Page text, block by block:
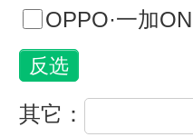
OPPO·一加
其它：